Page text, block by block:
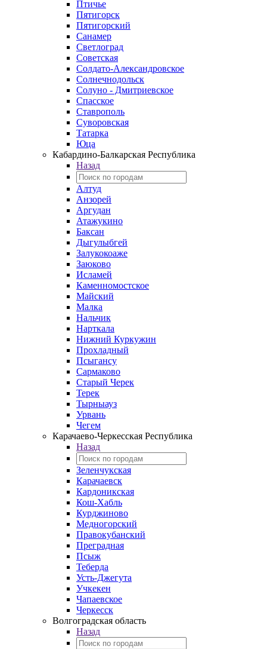
Птичье
Пятигорск
Пятигорский
Санамер
Светлоград
Советская
Солдато-Александровское
Солнечнодольск
Солуно - Дмитриевское
Спасское
Ставрополь
Суворовская
Татарка
Юца
Кабардино‑Балкарская Республика
Назад
Алтуд
Анзорей
Аргудан
Атажукино
Баксан
Дыгулыбгей
Залукокоаже
Заюково
Исламей
Каменномостское
Майский
Малка
Нальчик
Нарткала
Нижний Куркужин
Прохладный
Псыгансу
Сармаково
Старый Черек
Терек
Тырныауз
Урвань
Чегем
Карачаево-Черкесская Республика
Назад
Зеленчукская
Карачаевск
Кардоникская
Кош-Хабль
Курджиново
Медногорский
Правокубанский
Преградная
Псыж
Теберда
Усть-Джегута
Учкекен
Чапаевское
Черкесск
Волгоградская область
Назад